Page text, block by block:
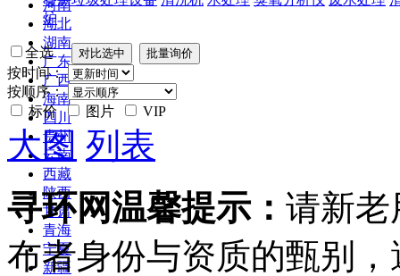
河南
湖北
湖南
广东
广西
海南
四川
贵州
云南
西藏
陕西
甘肃
青海
宁夏
新疆
炉
全选
按时间：
按顺序：
标价
图片 VIP
大图 列表
寻环网温馨提示： 请新老
布者身份与资质的甄别